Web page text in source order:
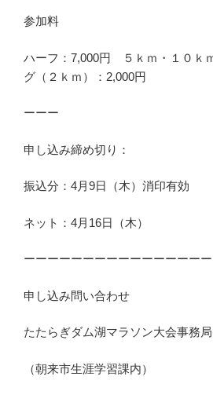
参加料
ハーフ：7,000円 ５ｋｍ・１０ｋ
グ（２ｋｍ）：2,000円
ーーー
申し込み締め切り：
振込分：4月9日（木）消印有効
ネット：4月16日（木）
ーーーーーーーーーーーーーーー
申し込み問い合わせ
たたらぎダム湖マラソン大会事務局
（朝来市生涯学習課内）